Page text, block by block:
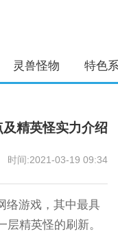
灵兽怪物 特色
精英怪实力介绍
时间:2021-03-19 09:34
络游戏，其中最具
精英怪的刷新。